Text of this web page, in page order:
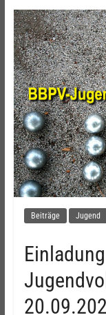
Beiträge Jugend